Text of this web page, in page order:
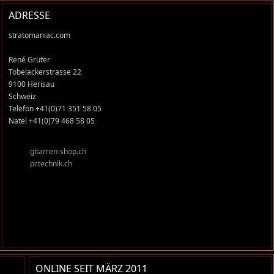
ADRESSE
stratomaniac.com
René Grüter
Tobelackerstrasse 22
9100 Herisau
Schweiz
Telefon +41(0)71 351 58 05
Natel +41(0)79 468 58 05
gitarren-shop.ch
pctechnik.ch
ONLINE SEIT MÄRZ 2011